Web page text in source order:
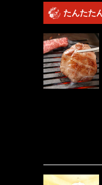
たんたた